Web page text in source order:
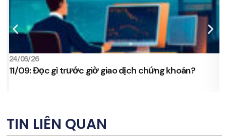
24/06/26
11/09: Đọc gì trước giờ giao dịch chứng khoán?
TIN LIÊN QUAN